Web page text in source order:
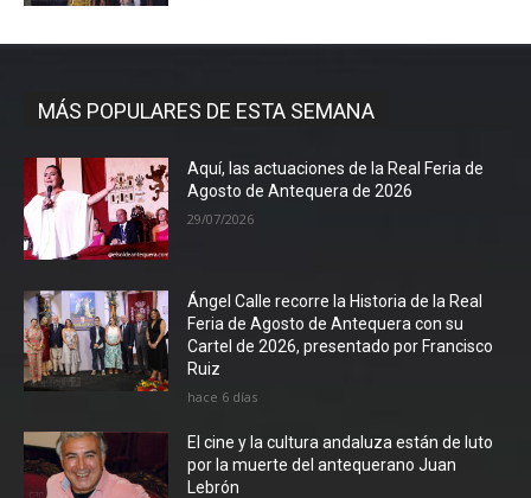
MÁS POPULARES DE ESTA SEMANA
Aquí, las actuaciones de la Real Feria de
Agosto de Antequera de 2026
29/07/2026
Ángel Calle recorre la Historia de la Real
Feria de Agosto de Antequera con su
Cartel de 2026, presentado por Francisco
Ruiz
hace 6 días
El cine y la cultura andaluza están de luto
por la muerte del antequerano Juan
Lebrón